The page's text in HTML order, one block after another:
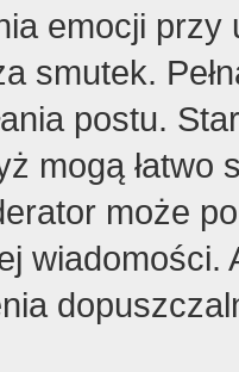
emocji
smutek.
postu.
mogą
może